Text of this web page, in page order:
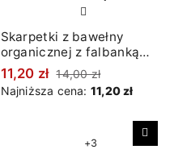
Skarpetki z bawełny
organicznej z falbanką
białe
11,20 zł 14,00 zł
Najniższa cena: 11,20 zł
+3